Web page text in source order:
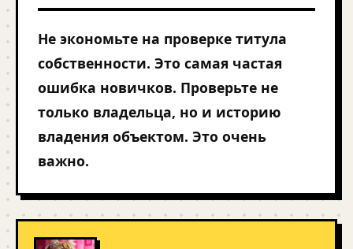
Не экономьте на проверке титула
собственности. Это самая частая
ошибка новичков. Проверьте не
только владельца, но и историю
владения объектом. Это очень
важно.